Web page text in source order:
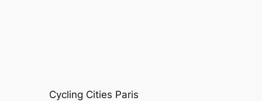
Cycling Cities Paris